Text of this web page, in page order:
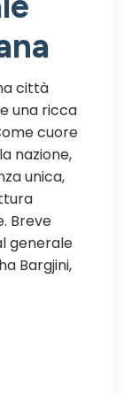
città
una ricca
cuore
nazione,
unica,
Breve
generale
Bargjini,